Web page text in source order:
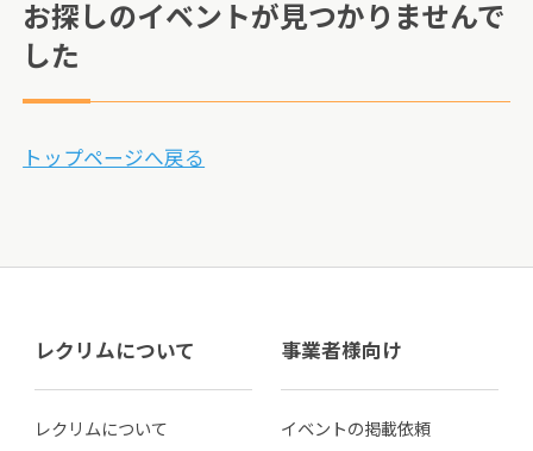
お探しのイベントが見つかりませんで
した
トップページへ戻る
レクリムについて
レクリムについて
事業者様向け
イベントの掲載依頼